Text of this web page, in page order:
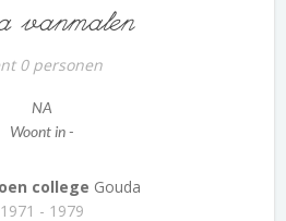
vanmalen
0 personen
NA
Woont in -
college Gouda
1971 - 1979